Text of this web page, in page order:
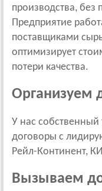
производства, без
Предприятие
поставщиками
оптимизирует
потери качества.
Организуем
У нас
договоры с
Рейл-Континент,
Вызываем